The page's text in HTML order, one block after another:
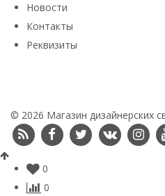
Новости
Контакты
Реквизиты
© 2026 Магазин дизайнерских
0
0